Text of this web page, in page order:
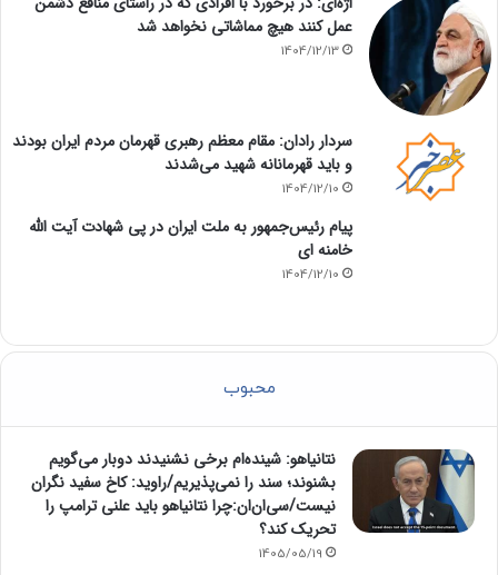
عمل کنند هیچ مماشاتی نخواهد شد
1404/12/13
سردار رادان: مقام معظم رهبری قهرمان مردم ایران بودند
و باید قهرمانانه شهید می‌شدند
1404/12/10
پیام رئیس‌جمهور به ملت ایران در پی شهادت آیت الله
خامنه ای
1404/12/10
محبوب
نتانیاهو: شینده‌ام برخی نشنیدند دوبار می‌گویم
بشنوند؛ سند را نمی‌پذیریم/راوید: کاخ سفید نگران
نیست/سی‌ان‌ان:چرا نتانیاهو باید علنی ترامپ را
تحریک کند؟
1405/05/19